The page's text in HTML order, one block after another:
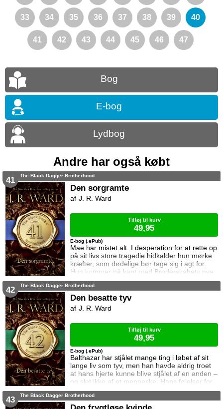
33 34 35 36 37 38 39 40
41 42 43 44 45 46 47
Bog
E-bog
Lydbog
Andre har også købt
41 The Black Dagger Brotherhood
Den sorgramte
Mae har mistet alt. I desperation for at rette op
på sit livs store tragedie hidkalder hun mørke
kræfter, som dødelige bør tage sig i agt for.
Hun kommer på kant med Broderskabets nye
fjende, men samtidig finder hun uventet
kærligheden sammen med Sahvage. Mae ved
at hun og Sahvage ikke har nogen fremtid
sammen. Alligevel allierer hun sig med ham i
kampen mod ondskaben som truer med at
E-bog (.ePub)
J. R. Ward
Tilføj til kurv
49,95
42 The Black Dagger Brotherhood
Den besatte tyv
Balthazar har stjålet mange ting i løbet af sit
lange liv som tyv, men han havde aldrig troet
at hans hjerte kunne blive stjålet af en anden –
og slet ikke af et menneske. Hans følelser for
Erika kan ikke benægtes, og det bringer hende
i fare. Balthazar er ikke alene i sin krop.
Dæmonen Devina har besat ham, og han er
E-bog (.ePub)
J. R. Ward
Tilføj til kurv
49,95
43 The Black Dagger Brotherhood